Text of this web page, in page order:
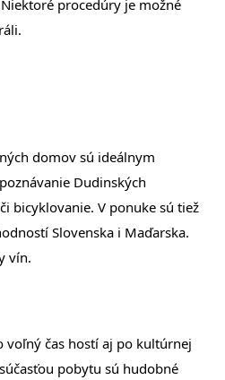
procedúry je možné
domov sú ideálnym
Dudinských
bicyklovanie. V ponuke sú tiež
Slovenska i Maďarska.
vín.
voľný čas hostí aj po kultúrnej
pobytu sú hudobné